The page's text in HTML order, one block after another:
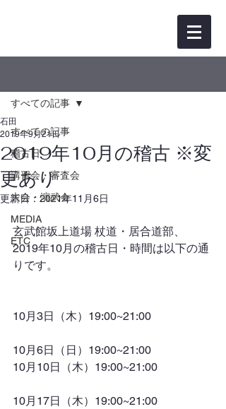
すべての記事
稽古日
講習会・審査会
大会・演武会
MEDIA
ETC
すべての記事
2019年10月の稽古 ※変
更あり
石田
2019年9月21日
更新日： 2021年11月6日
玄武館坂上道場 杖道・居合道部、
2019年10月の稽古日・時間は以下の通
りです。
10月3日（木）19:00~21:00
10月6日（日）19:00~21:00
10月10日（木）19:00~21:00
10月17日（木）19:00~21:00